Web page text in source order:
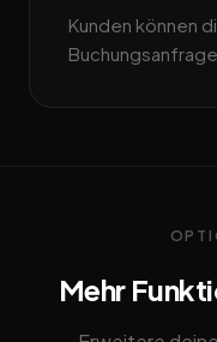
Kunden können
Mehr